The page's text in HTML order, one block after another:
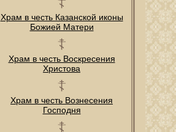
Храм в честь Казанской иконы
Божией Матери
Храм в честь Воскресения
Христова
Храм в честь Вознесения
Господня